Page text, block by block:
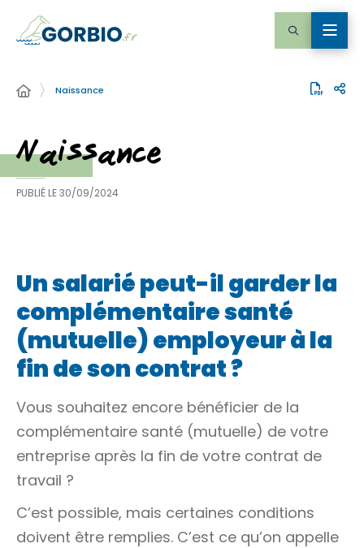
Naissance
Naissance
PUBLIÉ LE30/09/2024
Un salarié peut-il garder la
complémentaire santé
(mutuelle) employeur à la
fin de son contrat ?
Vous souhaitez encore bénéficier de la
complémentaire santé (mutuelle) de votre
entreprise après la fin de votre contrat de
travail ?
C’est possible, mais certaines conditions
doivent être remplies. C’est ce qu’on appelle